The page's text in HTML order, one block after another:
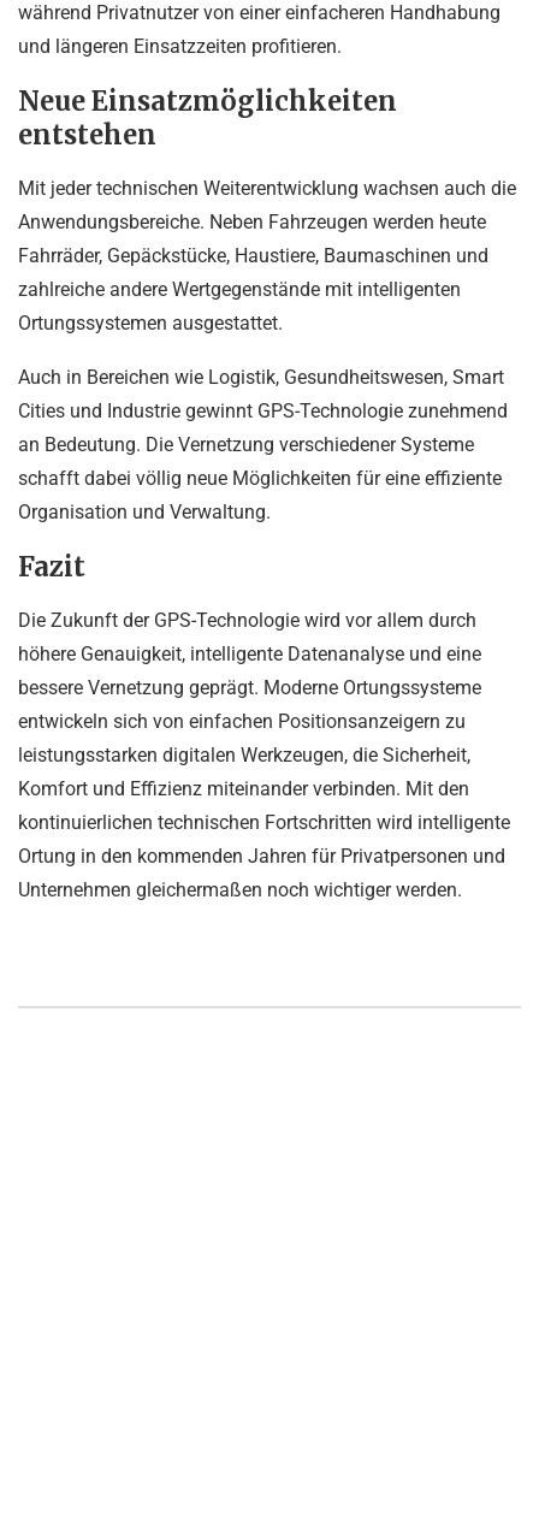
während Privatnutzer von einer einfacheren Handhabung
und längeren Einsatzzeiten profitieren.
Neue Einsatzmöglichkeiten
entstehen
Mit jeder technischen Weiterentwicklung wachsen auch die
Anwendungsbereiche. Neben Fahrzeugen werden heute
Fahrräder, Gepäckstücke, Haustiere, Baumaschinen und
zahlreiche andere Wertgegenstände mit intelligenten
Ortungssystemen ausgestattet.
Auch in Bereichen wie Logistik, Gesundheitswesen, Smart
Cities und Industrie gewinnt GPS-Technologie zunehmend
an Bedeutung. Die Vernetzung verschiedener Systeme
schafft dabei völlig neue Möglichkeiten für eine effiziente
Organisation und Verwaltung.
Fazit
Die Zukunft der GPS-Technologie wird vor allem durch
höhere Genauigkeit, intelligente Datenanalyse und eine
bessere Vernetzung geprägt. Moderne Ortungssysteme
entwickeln sich von einfachen Positionsanzeigern zu
leistungsstarken digitalen Werkzeugen, die Sicherheit,
Komfort und Effizienz miteinander verbinden. Mit den
kontinuierlichen technischen Fortschritten wird intelligente
Ortung in den kommenden Jahren für Privatpersonen und
Unternehmen gleichermaßen noch wichtiger werden.